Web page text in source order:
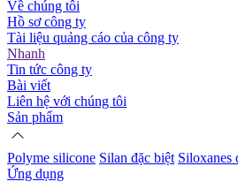
Về chúng tôi
Hồ sơ công ty
Tài liệu quảng cáo của công ty
Nhanh
Tin tức công ty
Bài viết
Liên hệ với chúng tôi
Sản phẩm
Polyme silicone Silan đặc biệt Siloxanes
Ứng dụng